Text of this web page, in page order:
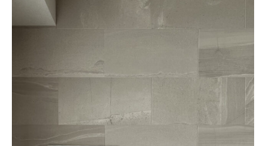
収納/掃除
daily mukuri / アイテム
新着記事